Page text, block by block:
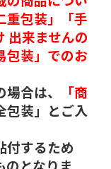
重包装」「手
出来ませんの
包装」でのお
合は、
「商
包装」とご入
付するため
のとなりま